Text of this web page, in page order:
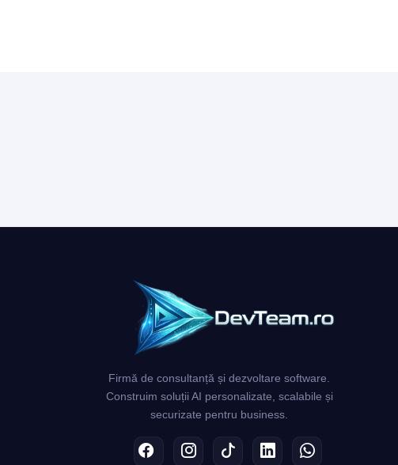
Firmă de consultanță și dezvoltare software.
Construim soluții AI personalizate, scalabile și
securizate pentru business.
FacebookInstagramTikTokLinkedInWhatsApp